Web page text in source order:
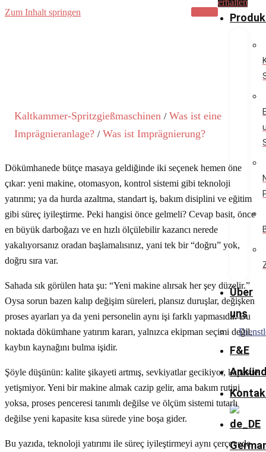
Zum Inhalt springen
Über
uns
F&E
erhalten
Kaltkammer-Spritzgießmaschinen / Was ist eine
Imprägnieranlage? / Was ist Imprägnierung?
Dökümhanede bütçe masaya geldiğinde iki seçenek hemen öne
çıkar: yeni makine, otomasyon, kontrol sistemi gibi teknoloji
yatırımı; ya da hurda azaltma, standart iş, bakım disiplini ve eğitim
gibi süreç iyileştirme. Peki hangisi önce gelmeli? Cevap basit, önce
en büyük darboğazı ve en hızlı ölçülebilir kazancı nerede
yakalıyorsanız oradan başlamalısınız, yani tek bir “doğru” yok,
doğru sıra var.
Sahada sık görülen hata şu: “Yeni makine alırsak her şey düzelir.”
Oysa sorun bazen kalıp değişim süreleri, plansız duruşlar, değişken
proses ayarları ya da yeni personelin aynı işi farklı yapmasıdır. Bu
noktada dökümhane yatırım kararı, yalnızca ekipman seçimi değil,
kaybın kaynağını bulma işidir.
Şöyle düşünün: kalite şikayeti artmış, sevkiyatlar gecikiyor, kapasite
yetişmiyor. Yeni bir makine almak cazip gelir, ama bakım rutini
yoksa, proses penceresi tanımlı değilse ve ölçüm sistemi tutarlı
değilse yeni kapasite kısa sürede yine boşa gider.
Bu yazıda, teknoloji yatırımı ile süreç iyileştirmeyi aynı çerçevede